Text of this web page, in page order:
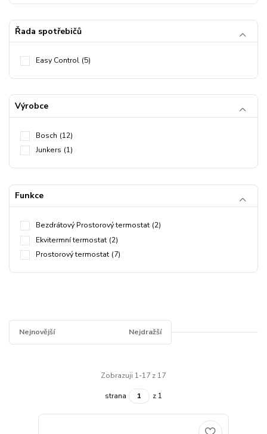
Řada spotřebičů
Easy Control (5)
Výrobce
Bosch (12)
Junkers (1)
Funkce
Bezdrátový Prostorový termostat (2)
Ekvitermní termostat (2)
Prostorový termostat (7)
Nejnovější Nejdražší
Zobrazuji 1-17 z 17
strana z 1